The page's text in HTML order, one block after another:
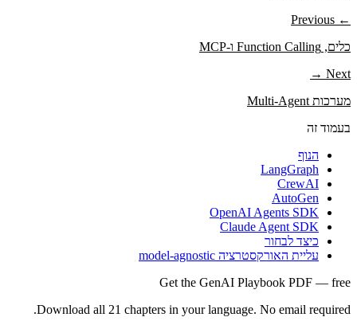
← Previous
כלים, Function Calling ו-MCP
Next →
מערכות Multi-Agent
בעמוד זה
הנוף
LangGraph
CrewAI
AutoGen
OpenAI Agents SDK
Claude Agent SDK
כיצד לבחור
עליית האורקסטרציה model-agnostic
Get the GenAI Playbook PDF — free
Download all 21 chapters in your language. No email required.